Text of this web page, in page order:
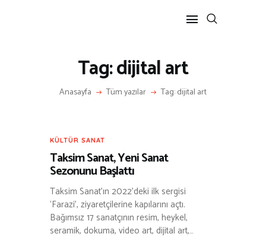
Tag: dijital art
Anasayfa Tüm yazılar Tag: dijital art
ANASAYFA
RÖPORTAJ
HAKKIMDA
İLETIŞIM
KÜLTÜR SANAT
Taksim Sanat, Yeni Sanat
Sezonunu Başlattı
Taksim Sanat’ın 2022’deki ilk sergisi
‘Farazi’, ziyaretçilerine kapılarını açtı.
Bağımsız 17 sanatçının resim, heykel,
seramik, dokuma, video art, dijital art,…